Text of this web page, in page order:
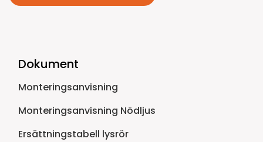
Dokument
Monteringsanvisning
Monteringsanvisning Nödljus
Ersättningstabell lysrör